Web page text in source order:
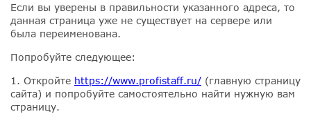
Если вы уверены в правильности указанного адреса, то
данная страница уже не существует на сервере или
была переименована.
Попробуйте следующее:
1. Откройте https://www.profistaff.ru/ (главную страницу
сайта) и попробуйте самостоятельно найти нужную вам
страницу.